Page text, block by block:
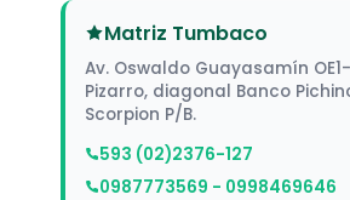
Matriz Tumbaco
Av. Oswaldo Guayasamín
Pizarro, diagonal Banco
Scorpion P/B.
593 (02)2376-127
0987773569 - 0998469646